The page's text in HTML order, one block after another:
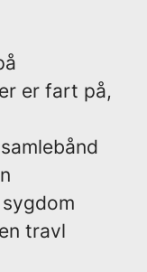
er fart på,
travl